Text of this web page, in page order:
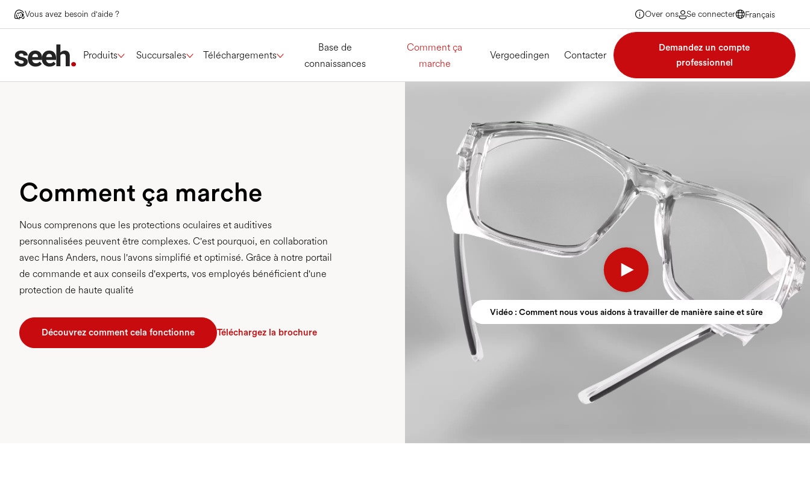
Vous avez besoin d'aide ? Over ons Se connecter
Français
Français
Français
Produits Succursales Téléchargements
Base de
connaissances
Comment ça
marche
Vergoedingen Contacter
Demandez un compte
professionnel
Comment ça marche
Nous comprenons que les protections oculaires et auditives
personnalisées peuvent être complexes. C'est pourquoi, en collaboration
avec Hans Anders, nous l'avons simplifié et optimisé. Grâce à notre portail
de commande et aux conseils d'experts, vos employés bénéficient d'une
protection de haute qualité
Découvrez comment cela fonctionne Téléchargez la brochure
Vidéo : Comment nous vous aidons à travailler de manière saine et sûre